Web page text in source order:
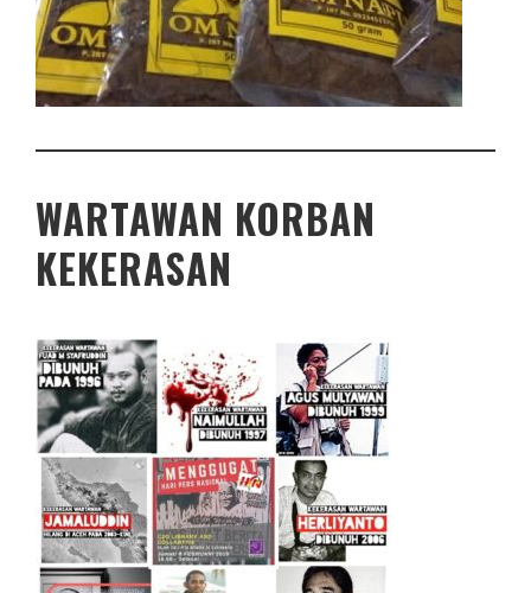
WARTAWAN KORBAN
KEKERASAN